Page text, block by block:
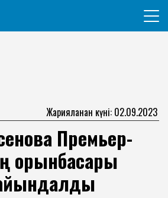
гражданин
Жарияланған күні: 02.09.2023
Премьер-
орынбасары